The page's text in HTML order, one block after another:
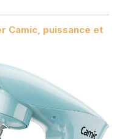
Camic, puissance et